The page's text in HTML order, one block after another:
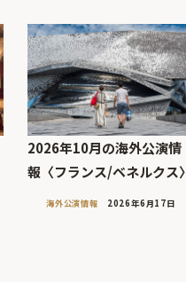
2026年10月の海外公演情
報〈フランス/ベネルクス〉
海外公演情報 2026年6月17日